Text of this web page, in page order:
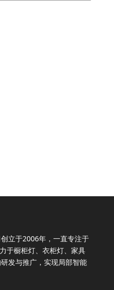
立于2006年，一直专注于
于橱柜灯、衣柜灯、家具
发与推广，实现局部智能